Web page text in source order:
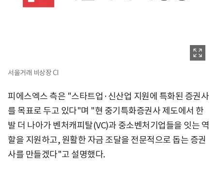
서울거래 비상장 CI
피에스엑스 측은 "스타트업·신산업 지원에 특화된 증권사
를 목표로 두고 있다"며 "현 중기특화증권사 제도에서 한
발 더 나아가 벤처캐피탈(VC)과 중소벤처기업들을 잇는 역
할을 지원하고, 원활한 자금 조달을 전문적으로 돕는 증권
사를 만들겠다"고 설명했다.